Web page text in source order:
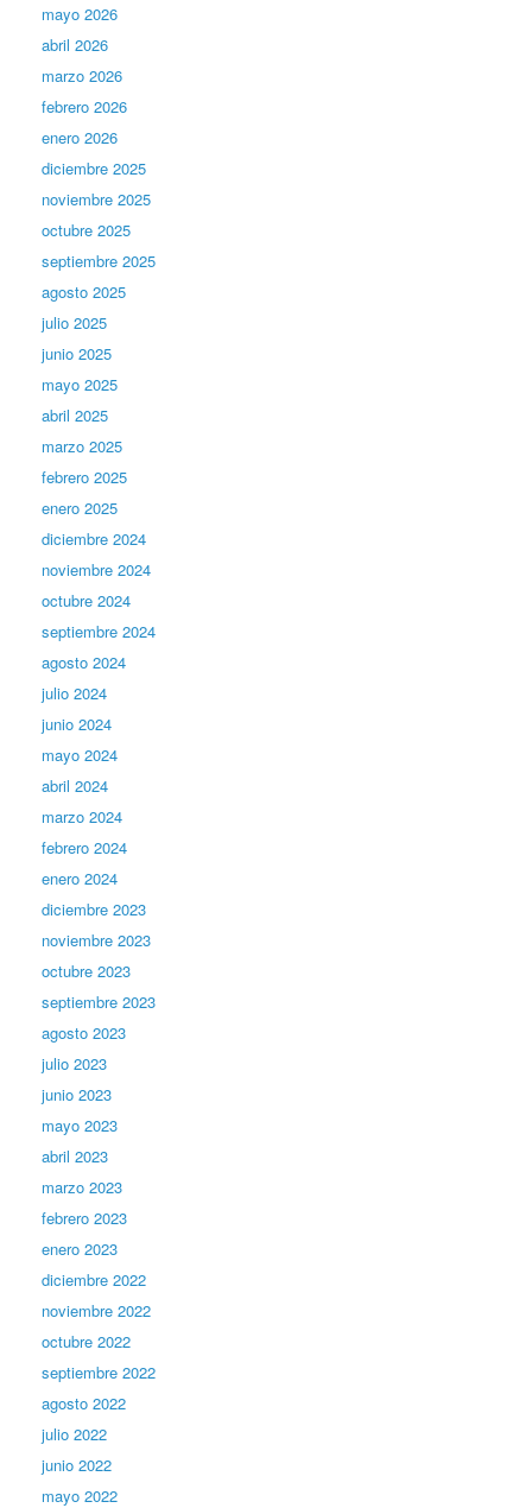
mayo 2026
abril 2026
marzo 2026
febrero 2026
enero 2026
diciembre 2025
noviembre 2025
octubre 2025
septiembre 2025
agosto 2025
julio 2025
junio 2025
mayo 2025
abril 2025
marzo 2025
febrero 2025
enero 2025
diciembre 2024
noviembre 2024
octubre 2024
septiembre 2024
agosto 2024
julio 2024
junio 2024
mayo 2024
abril 2024
marzo 2024
febrero 2024
enero 2024
diciembre 2023
noviembre 2023
octubre 2023
septiembre 2023
agosto 2023
julio 2023
junio 2023
mayo 2023
abril 2023
marzo 2023
febrero 2023
enero 2023
diciembre 2022
noviembre 2022
octubre 2022
septiembre 2022
agosto 2022
julio 2022
junio 2022
mayo 2022